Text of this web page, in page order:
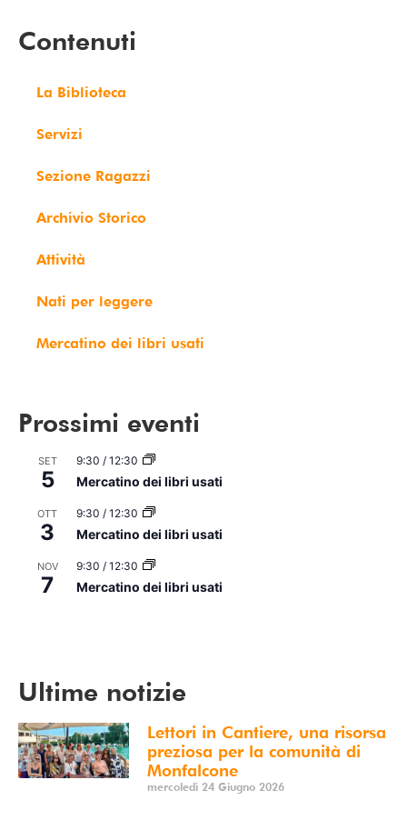
Contenuti
La Biblioteca
Servizi
Sezione Ragazzi
Archivio Storico
Attività
Nati per leggere
Mercatino dei libri usati
Prossimi eventi
SET
5
9:30 / 12:30
Mercatino dei libri usati
OTT
3
9:30 / 12:30
Mercatino dei libri usati
NOV
7
9:30 / 12:30
Mercatino dei libri usati
Ultime notizie
Lettori in Cantiere, una risorsa
preziosa per la comunità di
Monfalcone
mercoledì 24 Giugno 2026